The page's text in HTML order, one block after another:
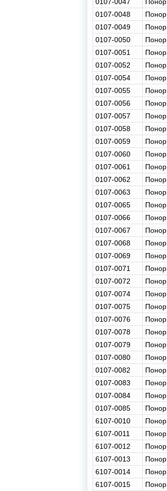
0107-0048
Понор
0107-0049
Понор
0107-0050
Понор
0107-0051
Понор
0107-0052
Понор
0107-0054
Понор
0107-0055
Понор
0107-0056
Понор
0107-0057
Понор
0107-0058
Понор
0107-0059
Понор
0107-0060
Понор
0107-0061
Понор
0107-0062
Понор
0107-0063
Понор
0107-0065
Понор
0107-0066
Понор
0107-0067
Понор
0107-0068
Понор
0107-0069
Понор
0107-0071
Понор
0107-0072
Понор
0107-0074
Понор
0107-0075
Понор
0107-0076
Понор
0107-0078
Понор
0107-0079
Понор
0107-0080
Понор
0107-0082
Понор
0107-0083
Понор
0107-0084
Понор
0107-0085
Понор
6107-0010
Понор
6107-0011
Понор
6107-0012
Понор
6107-0013
Понор
6107-0014
Понор
6107-0015
Понор